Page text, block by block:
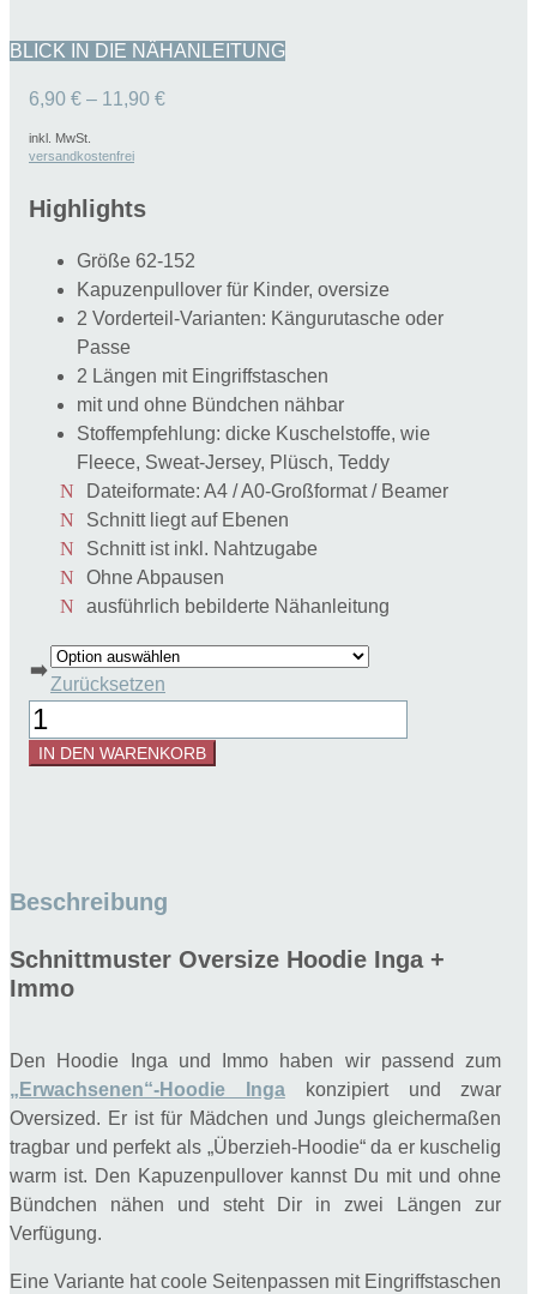
BLICK IN DIE NÄHANLEITUNG
6,90 € – 11,90 €
inkl. MwSt.
versandkostenfrei
Highlights
Größe 62-152
Kapuzenpullover für Kinder, oversize
2 Vorderteil-Varianten: Kängurutasche oder
Passe
2 Längen mit Eingriffstaschen
mit und ohne Bündchen nähbar
Stoffempfehlung: dicke Kuschelstoffe, wie
Fleece, Sweat-Jersey, Plüsch, Teddy
Dateiformate: A4 / A0-Großformat / Beamer
Schnitt liegt auf Ebenen
Schnitt ist inkl. Nahtzugabe
Ohne Abpausen
ausführlich bebilderte Nähanleitung
➡️
Zurücksetzen
Schnittmuster
Kapuzenpullover
Inga+Immo
Menge
IN DEN WARENKORB
Beschreibung
Schnittmuster Oversize Hoodie Inga +
Immo
Den Hoodie Inga und Immo haben wir passend zum
„Erwachsenen“-Hoodie Ingakonzipiert und zwar
Oversized. Er ist für Mädchen und Jungs gleichermaßen
tragbar und perfekt als „Überzieh-Hoodie“ da er kuschelig
warm ist. Den Kapuzenpullover kannst Du mit und ohne
Bündchen nähen und steht Dir in zwei Längen zur
Verfügung.
Eine Variante hat coole Seitenpassen mit Eingriffstaschen